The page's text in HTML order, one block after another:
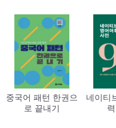
중국어 패턴 한권으
로 끝내기
네이티